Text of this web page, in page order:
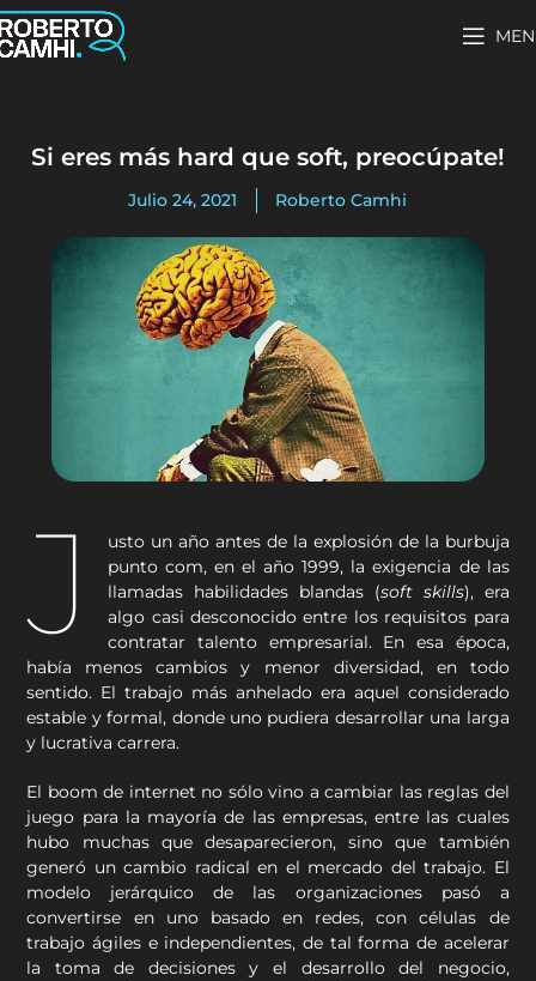
Si eres más hard que soft, preocúpate!
Julio 24, 2021 Roberto Camhi
J
usto un año antes de la explosión de la burbuja
punto com, en el año 1999, la exigencia de las
llamadas habilidades blandas (soft skills), era
algo casi desconocido entre los requisitos para
contratar talento empresarial. En esa época,
había menos cambios y menor diversidad, en todo
sentido. El trabajo más anhelado era aquel considerado
estable y formal, donde uno pudiera desarrollar una larga
y lucrativa carrera.
El boom de internet no sólo vino a cambiar las reglas del
juego para la mayoría de las empresas, entre las cuales
hubo muchas que desaparecieron, sino que también
generó un cambio radical en el mercado del trabajo. El
modelo jerárquico de las organizaciones pasó a
convertirse en uno basado en redes, con células de
trabajo ágiles e independientes, de tal forma de acelerar
la toma de decisiones y el desarrollo del negocio,